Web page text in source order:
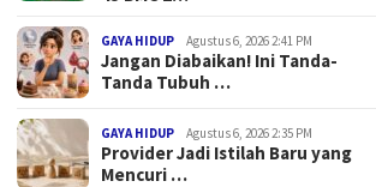
GAYA HIDUP Agustus 6, 2026 2:41 PM
Jangan Diabaikan! Ini Tanda-
Tanda Tubuh …
GAYA HIDUP Agustus 6, 2026 2:35 PM
Provider Jadi Istilah Baru yang
Mencuri …